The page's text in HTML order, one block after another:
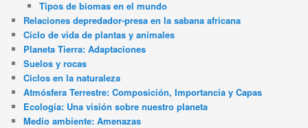
Tipos de biomas en el mundo
Relaciones depredador-presa en la sabana africana
Ciclo de vida de plantas y animales
Planeta Tierra: Adaptaciones
Suelos y rocas
Ciclos en la naturaleza
Atmósfera Terrestre: Composición, Importancia y Capas
Ecología: Una visión sobre nuestro planeta
Medio ambiente: Amenazas